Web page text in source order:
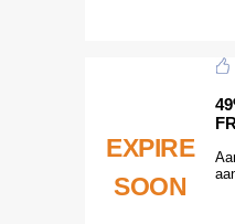
EXPIRE
SOON